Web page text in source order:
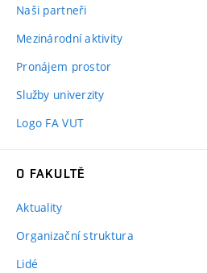
Naši partneři
Mezinárodní aktivity
Pronájem prostor
Služby univerzity
Logo FA VUT
O FAKULTĚ
Aktuality
Organizační struktura
Lidé